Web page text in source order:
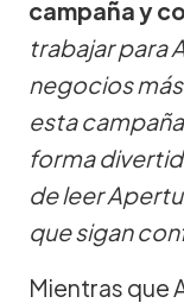
campaña y
trabajar para
negocios
esta
forma
de leer
que sigan
Mientras que